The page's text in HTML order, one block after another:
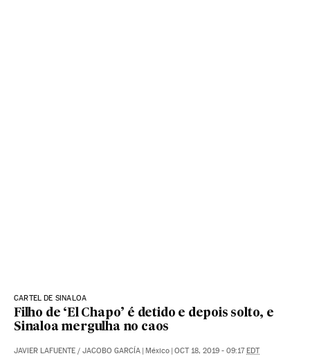
CARTEL DE SINALOA
Filho de ‘El Chapo’ é detido e depois solto, e
Sinaloa mergulha no caos
JAVIER LAFUENTE / JACOBO GARCÍA | México | OCT 18, 2019 - 09:17EDT